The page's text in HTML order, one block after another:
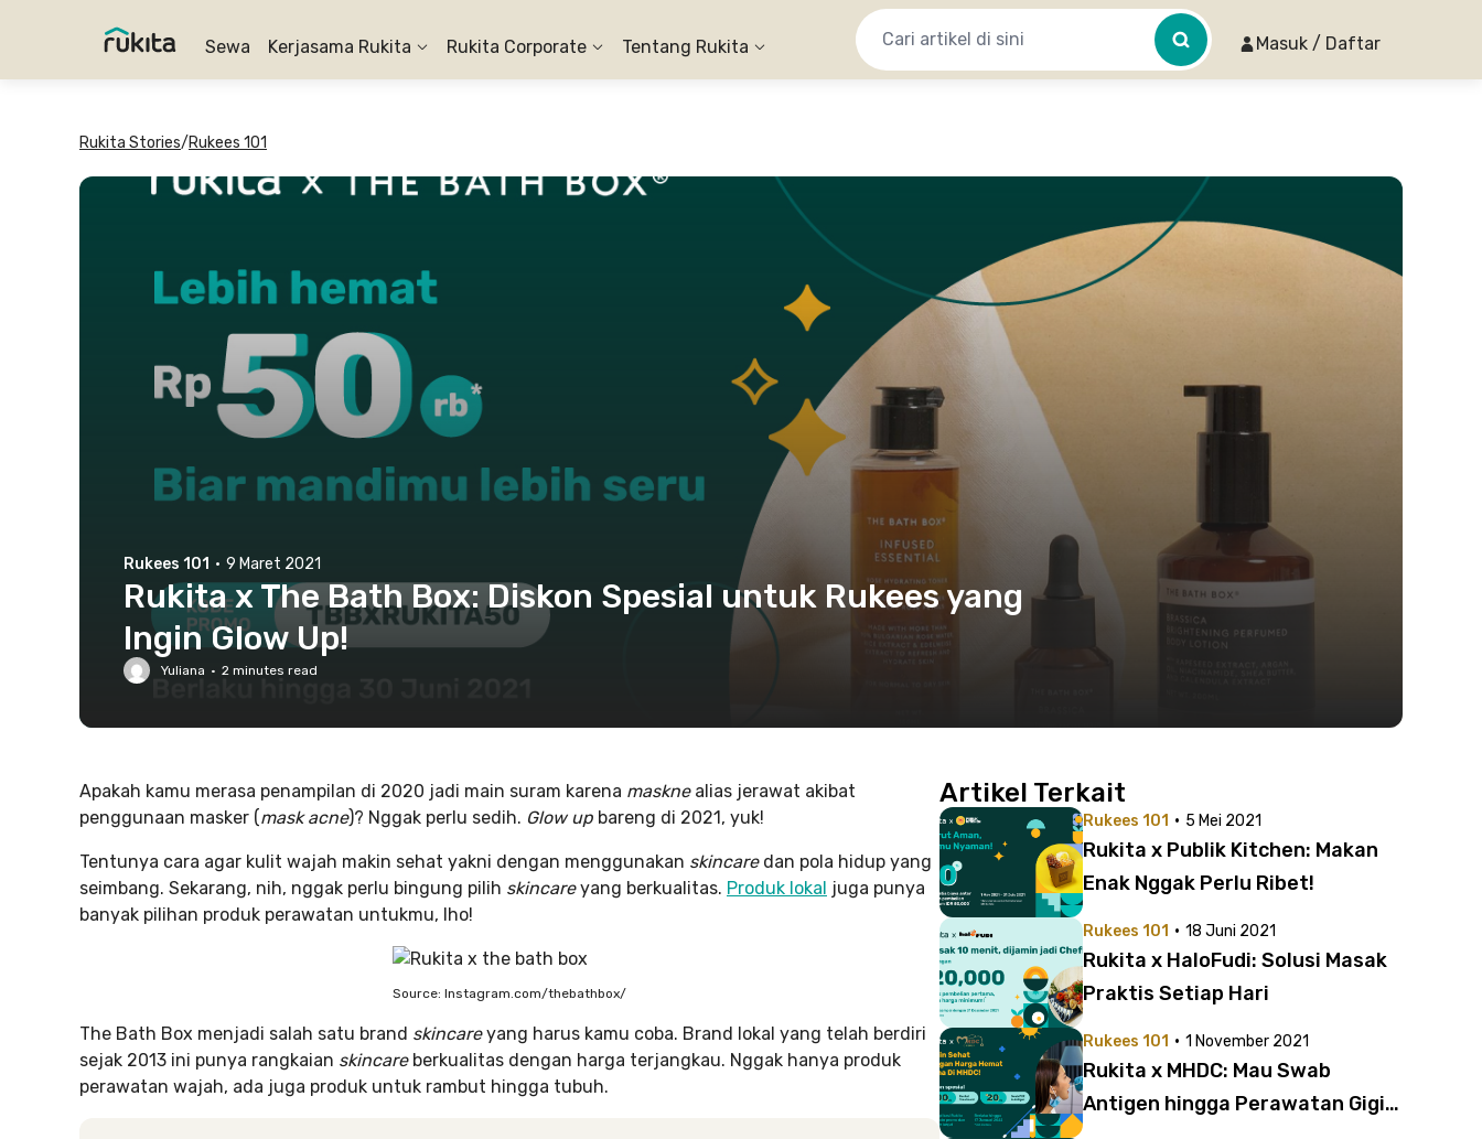
Sewa Kerjasama Rukita Rukita Corporate Tentang Rukita Masuk / Daftar
Rukita Stories/Rukees 101
Rukees 101 · 9 Maret 2021
Rukita x The Bath Box: Diskon Spesial untuk Rukees yang
Ingin Glow Up!
Yuliana · 2 minutes read
Apakah kamu merasa penampilan di 2020 jadi main suram karena maskne alias jerawat akibat
penggunaan masker (mask acne)? Nggak perlu sedih. Glow up bareng di 2021, yuk!
Tentunya cara agar kulit wajah makin sehat yakni dengan menggunakan skincare dan pola hidup yang
seimbang. Sekarang, nih, nggak perlu bingung pilih skincareyang berkualitas. Produk lokal juga punya
banyak pilihan produk perawatan untukmu, lho!
Source: Instagram.com/thebathbox/
The Bath Box menjadi salah satu brand skincareyang harus kamu coba. Brand lokal yang telah berdiri
sejak 2013 ini punya rangkaian skincareberkualitas dengan harga terjangkau. Nggak hanya produk
perawatan wajah, ada juga produk untuk rambut hingga tubuh.
Artikel Terkait
Rukees 101 · 5 Mei 2021
Rukita x Publik Kitchen: Makan
Enak Nggak Perlu Ribet!
Rukees 101 · 18 Juni 2021
Rukita x HaloFudi: Solusi Masak
Praktis Setiap Hari
Rukees 101 · 1 November 2021
Rukita x MHDC: Mau Swab
Antigen hingga Perawatan Gigi?